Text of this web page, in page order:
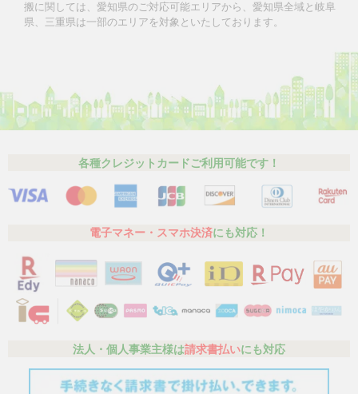
搬に関しては、愛知県のご対応可能エリアから、愛知県全域と岐阜
県、三重県は一部のエリアを対象といたしております。
各種クレジットカードご利用可能です！
電子マネー・スマホ決済にも対応！
法人・個人事業主様は請求書払いにも対応